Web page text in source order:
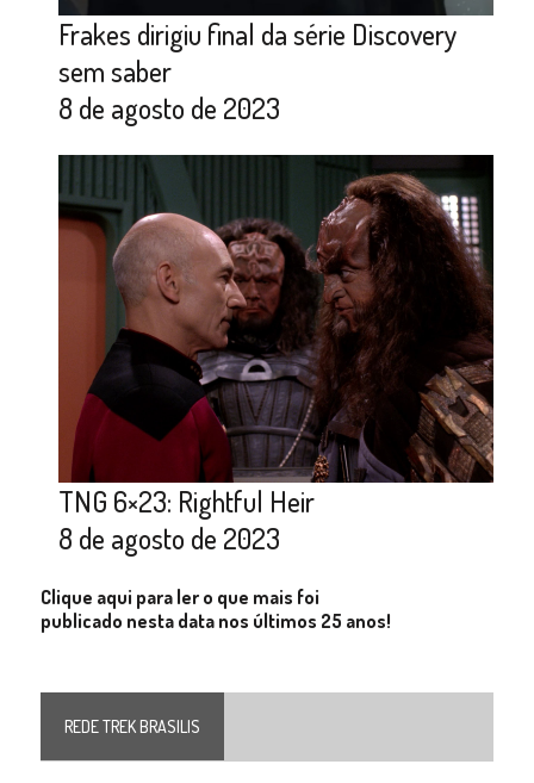
Frakes dirigiu final da série Discovery
sem saber
8 de agosto de 2023
TNG 6×23: Rightful Heir
8 de agosto de 2023
Clique aqui para ler o que mais foi
publicado nesta data nos últimos 25 anos!
REDE TREK BRASILIS